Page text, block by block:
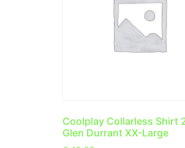
Coolplay Collarless Shirt
Glen Durrant XX-Large